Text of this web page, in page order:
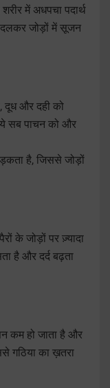
में अधपचा पदार्थ
जोड़ों में सूजन
दूध और दही को
ये सब पाचन को और
है, जिससे जोड़ों
के जोड़ों पर ज़्यादा
है और दर्द बढ़ता
कम हो जाता है और
गठिया का ख़तरा